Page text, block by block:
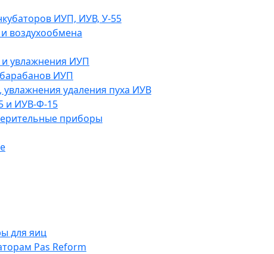
ИУП, ИУВ, У-55
воздухообмена
увлажнения ИУП
ИУП
удаления пуха ИУВ
и ИУВ-Ф-15
приборы
для яиц
Pas Reform